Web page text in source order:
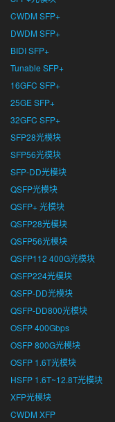
CWDM SFP+
DWDM SFP+
BIDI SFP+
Tunable SFP+
16GFC SFP+
25GE SFP+
32GFC SFP+
SFP28光模块
SFP56光模块
SFP-DD光模块
QSFP光模块
QSFP+ 光模块
QSFP28光模块
QSFP56光模块
QSFP112 400G光模块
QSFP224光模块
QSFP-DD光模块
QSFP-DD800光模块
OSFP 400Gbps
OSFP 800G光模块
OSFP 1.6T光模块
HSFP 1.6T~12.8T光模块
XFP光模块
CWDM XFP